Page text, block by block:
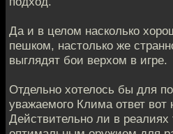
Да и в целом насколько
пешком, настолько же
выглядят бои верхом в игре.
Отдельно хотелось бы для
уважаемого Клима ответ вот
Действительно ли в